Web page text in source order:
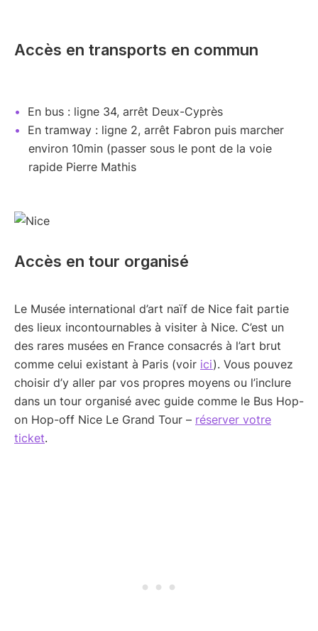
Accès en transports en commun
En bus : ligne 34, arrêt Deux-Cyprès
En tramway : ligne 2, arrêt Fabron puis marcher
environ 10min (passer sous le pont de la voie
rapide Pierre Mathis
Accès en tour organisé
Le Musée international d’art naïf de Nice fait partie
des lieux incontournables à visiter à Nice. C’est un
des rares musées en France consacrés à l’art brut
comme celui existant à Paris (voir ici). Vous pouvez
choisir d’y aller par vos propres moyens ou l’inclure
dans un tour organisé avec guide comme le Bus Hop-
on Hop-off Nice Le Grand Tour – réserver votre
ticket.